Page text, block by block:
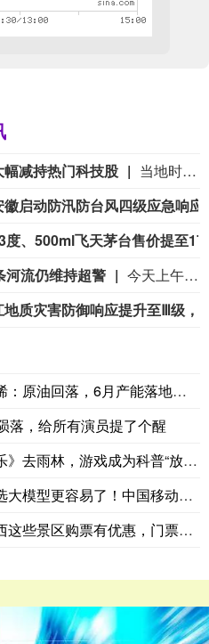
减持热门科技股
当地时间8月7日，知名千亿级私募景林资产披露2026年二季度末最新美股持仓（13F）。二季度，景林资产清仓英伟达、META等热门科技股，大幅减持英特尔、网易、谷歌等标的；景林资产在二季度末的美股持仓市值从38.8亿美元大幅下降至21.9亿美元，降幅达43%。在大幅收缩多只原有持仓的同时，景林资产也对部分半导体产业链公司进行了布局，包括近期业绩超预期的美国光模块制造商AAOI（应用光电）。
河流仍维持超警
今天上午，水利部举行会商，分析研判全国的防汛形势，未来三天钱塘江、甬江、椒江、水阳江可能发生编号洪水。截至8月8日9时，黑龙江、内蒙古、河北、云南等地13条河流仍维持超警。8月8日至10日，受降雨影响，钱塘江、甬江、椒江、水阳江可能发生编号洪水，暴雨区内部分中小河流可能发生超警洪水；受上游来水影响，黑龙江干流抚远江段将超警，松花江干流及支流呼兰河、黑龙江干流同江至勤得利江段将维持超警。
回落，6月产能落地价差或走阔_
落，给所有演员提了个醒
雨林，游戏成为科普“放大器”
更容易了！中国移动发布MoMA
区购票有优惠，门票最低将低至每